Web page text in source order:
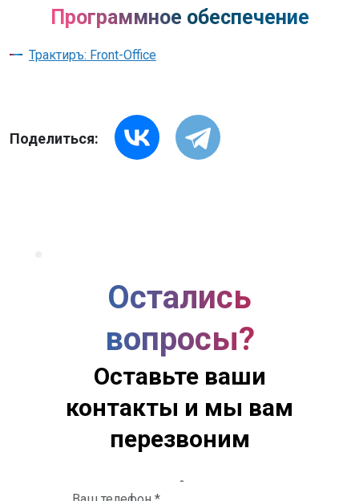
Программное обеспечение
Трактиръ: Front-Office
Поделиться:
Остались
вопросы?
Оставьте ваши
контакты и мы вам
перезвоним